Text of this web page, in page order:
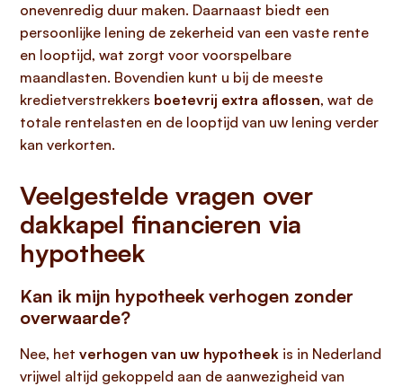
onevenredig duur maken. Daarnaast biedt een
persoonlijke lening de zekerheid van een vaste rente
en looptijd, wat zorgt voor voorspelbare
maandlasten. Bovendien kunt u bij de meeste
kredietverstrekkers boetevrij extra aflossen, wat de
totale rentelasten en de looptijd van uw lening verder
kan verkorten.
Veelgestelde vragen over
dakkapel financieren via
hypotheek
Kan ik mijn hypotheek verhogen zonder
overwaarde?
Nee, het verhogen van uw hypotheek is in Nederland
vrijwel altijd gekoppeld aan de aanwezigheid van